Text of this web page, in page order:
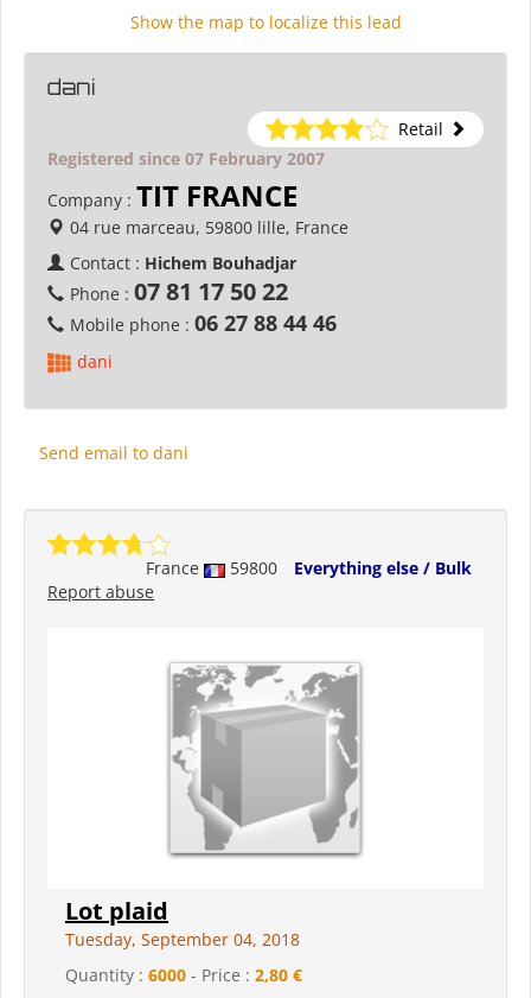
Show the map to localize this lead
dani
Retail
Registered since 07 February 2007
Company : TIT FRANCE
04 rue marceau, 59800 lille, France
Contact : Hichem Bouhadjar
Phone : 07 81 17 50 22
Mobile phone : 06 27 88 44 46
dani
Send email to dani
France 59800
Everything else / Bulk
Report abuse
Lot plaid
Tuesday, September 04, 2018
Quantity : 6000 - Price : 2,80 €